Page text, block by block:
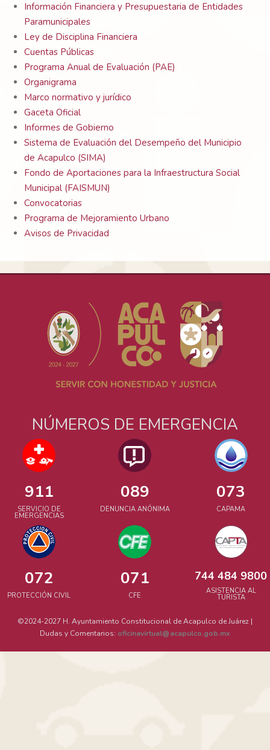
Información Financiera y Presupuestaria de Entidades
Paramunicipales
Ley de Disciplina Financiera
Cuentas Públicas
Programa Anual de Evaluación (PAE)
Organigrama
Marco normativo y jurídico
Gaceta Oficial
Informes de Gobierno
Sistema de Evaluación del Desempeño del Municipio
de Acapulco (SIMA)
Fondo de Aportaciones para la Infraestructura Social
Municipal (FAISMUN)
Convocatorias
Programa de Mejoramiento Urbano
Avisos de Privacidad
NÚMEROS DE EMERGENCIA
911
SERVICIO DE
EMERGENCIAS
089
DENUNCIA ANÓNIMA
073
CAPAMA
072
PROTECCIÓN CIVIL
071
CFE
744 484 9800
ASISTENCIA AL
TURISTA
©2024-2027 H. Ayuntamiento Constitucional de Acapulco de Juárez |
Dudas y Comentarios: oficinavirtual acapulco.gob.mx